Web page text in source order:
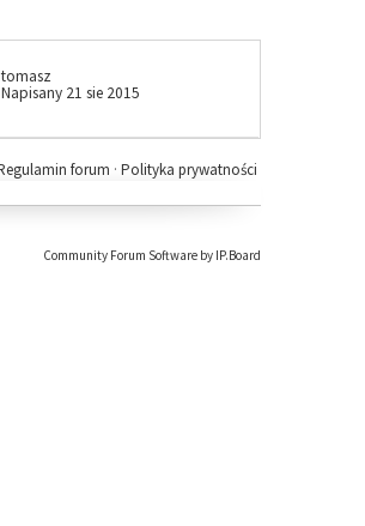
tomasz
Napisany 21 sie 2015
Polityka prywatności
forum ·
Community Forum Software by IP.Board